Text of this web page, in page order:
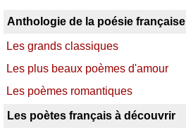
Anthologie de la poésie française
Les grands classiques
Les plus beaux poèmes d'amour
Les poèmes romantiques
Les poètes français à découvrir